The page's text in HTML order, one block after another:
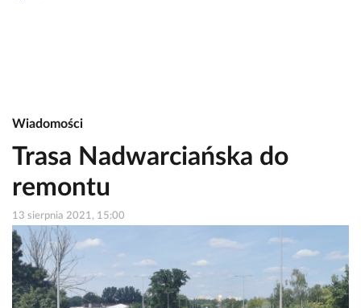
Wiadomości
Trasa Nadwarciańska do
remontu
13 sierpnia 2021, 15:00